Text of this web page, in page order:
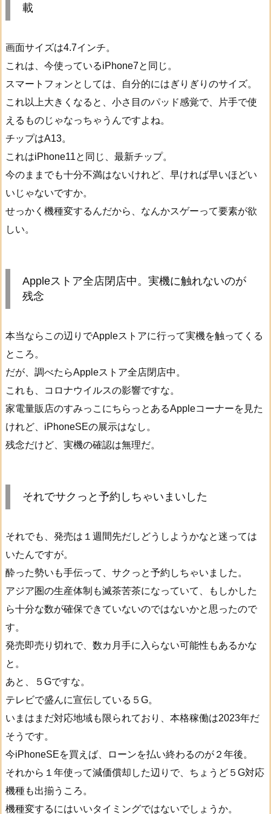
載
画面サイズは4.7インチ。
これは、今使っているiPhone7と同じ。
スマートフォンとしては、自分的にはぎりぎりのサイズ。
これ以上大きくなると、小さ目のパッド感覚で、片手で使
えるものじゃなっちゃうんですよね。
チップはA13。
これはiPhone11と同じ、最新チップ。
今のままでも十分不満はないけれど、早ければ早いほどい
いじゃないですか。
せっかく機種変するんだから、なんかスゲーって要素が欲
しい。
Appleストア全店閉店中。実機に触れないのが
残念
本当ならこの辺りでAppleストアに行って実機を触ってくる
ところ。
だが、調べたらAppleストア全店閉店中。
これも、コロナウイルスの影響ですな。
家電量販店のすみっこにちらっとあるAppleコーナーを見た
けれど、iPhoneSEの展示はなし。
残念だけど、実機の確認は無理だ。
それでサクっと予約しちゃいまいした
それでも、発売は１週間先だしどうしようかなと迷っては
いたんですが。
酔った勢いも手伝って、サクっと予約しちゃいました。
アジア圏の生産体制も滅茶苦茶になっていて、もしかした
ら十分な数が確保できていないのではないかと思ったので
す。
発売即売り切れで、数カ月手に入らない可能性もあるかな
と。
あと、５Gですな。
テレビで盛んに宣伝している５G。
いまはまだ対応地域も限られており、本格稼働は2023年だ
そうです。
今iPhoneSEを買えば、ローンを払い終わるのが２年後。
それから１年使って減価償却した辺りで、ちょうど５G対応
機種も出揃うころ。
機種変するにはいいタイミングではないでしょうか。